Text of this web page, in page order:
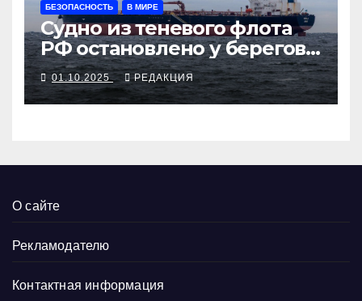
БЕЗОПАСНОСТЬ В МИРЕ
Судно из теневого флота
РФ остановлено у берегов
Франции
01.10.2025 РЕДАКЦИЯ
О сайте
Рекламодателю
Контактная информация